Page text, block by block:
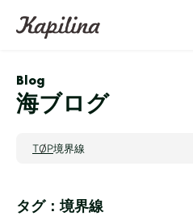
Blog
海ブログ
TOP境界線
タグ：境界線